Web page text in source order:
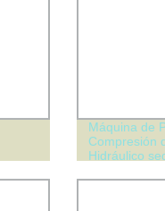
Máquina de
Compresión
Hidráulico